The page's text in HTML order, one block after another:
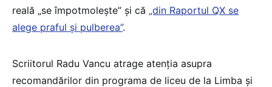
reală „se împotmolește” și că „din Raportul QX se
alege praful și pulberea”.
Scriitorul Radu Vancu atrage atenția asupra
recomandărilor din programa de liceu de la Limba și